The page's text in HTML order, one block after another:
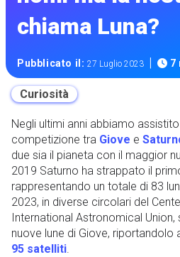
chiama Luna?
Pubblicato il:27 Luglio 2023 | 7
Curiosità
Negli ultimi anni abbiamo
competizione tra Giove e
due sia il pianeta con il maggior
2019 Saturno ha strappato il
rappresentando un totale di 83
2023, in diverse circolari del
International Astronomical
nuove lune di Giove, riportandolo
95 satelliti.